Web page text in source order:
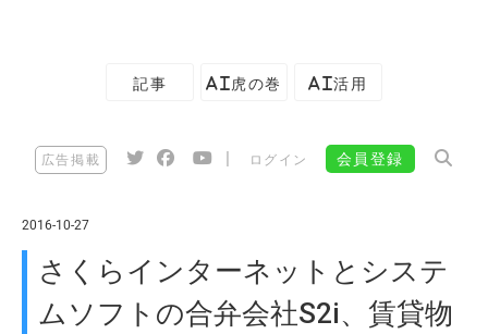
記事 AI虎の巻 AI活用
広告掲載 ログイン 会員登録
2016-10-27
さくらインターネットとシステ
ムソフトの合弁会社S2i、賃貸物